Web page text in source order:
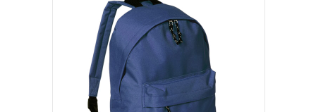
Questo
prodotto